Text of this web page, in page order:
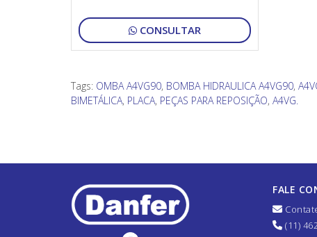
CONSULTAR
Tags: OMBA A4VG90, BOMBA HIDRAULICA A4VG90,
BIMETÁLICA, PLACA, PEÇAS PARA REPOSIÇÃO, A4VG.
FALE
(11)